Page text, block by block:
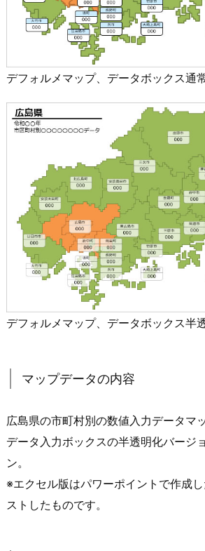
デフォルメマップ、データボックス通
デフォルメマップ、データボックス半
マップデータの内容
広島県の市町村別の数値入力データマ
データ入力ボックスの半透明化バージ
ン。
※エクセル版はパワーポイントで作成
ストしたものです。